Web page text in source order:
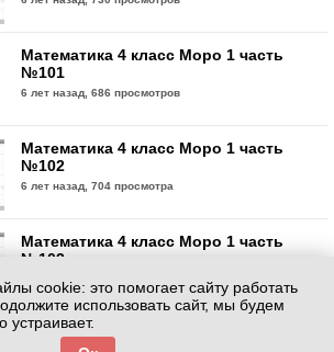
Математика 4 класс Моро 1 часть
№101
6 лет назад,686 просмотров
Математика 4 класс Моро 1 часть
№102
6 лет назад,704 просмотра
Математика 4 класс Моро 1 часть
№103
Математика 4 класс Моро 1 часть
cookie: это помогает сайту работать
использовать сайт, мы будем
устраивает.